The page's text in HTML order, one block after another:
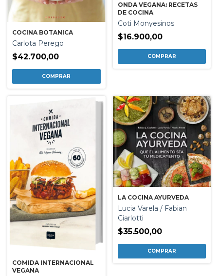
COCINA BOTANICA
Carlota Perego
$42.700,00
ONDA VEGANA: RECETAS
DE COCINA
Coti Monyesinos
$16.900,00
COMIDA INTERNACIONAL
VEGANA
LA COCINA AYURVEDA
Lucia Varela / Fabian
Ciarlotti
$35.500,00